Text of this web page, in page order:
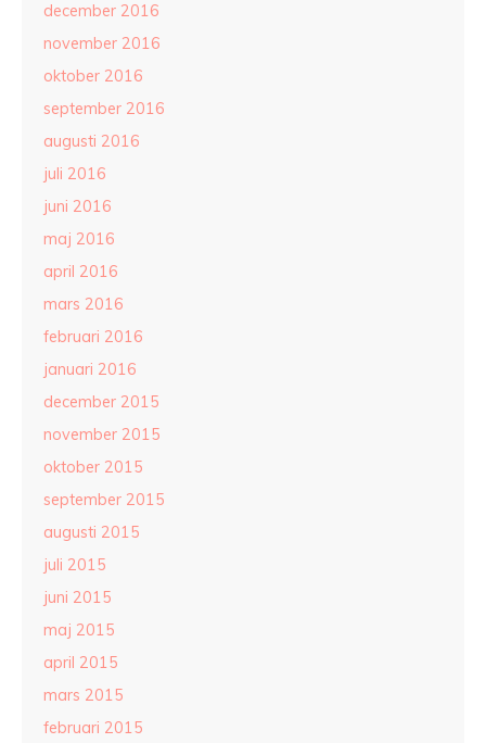
december 2016
november 2016
oktober 2016
september 2016
augusti 2016
juli 2016
juni 2016
maj 2016
april 2016
mars 2016
februari 2016
januari 2016
december 2015
november 2015
oktober 2015
september 2015
augusti 2015
juli 2015
juni 2015
maj 2015
april 2015
mars 2015
februari 2015